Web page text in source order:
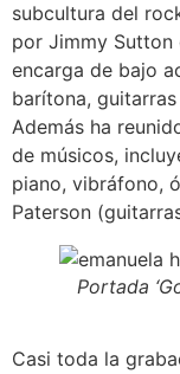
subcultura del
por Jimmy Sutton
encarga de bajo
barítona,
Además ha
de músicos,
piano, vibráfono,
Paterson
Portada
Casi toda la